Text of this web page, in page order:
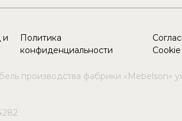
и
Политика
конфиденциальности
Cookie
производства фабрики «Mebelson»